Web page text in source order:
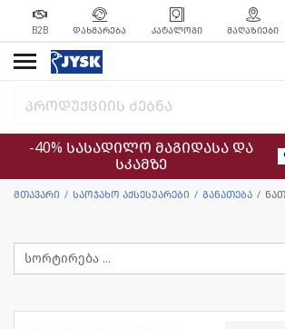
B2B ᲓᲐᲮᲛᲐᲠᲔᲑᲐ ᲙᲐᲢᲐᲚᲝᲒᲘ ᲛᲐᲦᲐᲖᲘᲔᲑᲘ
-40% სასადილო მაგიდასა და
სკამზე
მთავარი საოჯახო აქსესუარები განათება